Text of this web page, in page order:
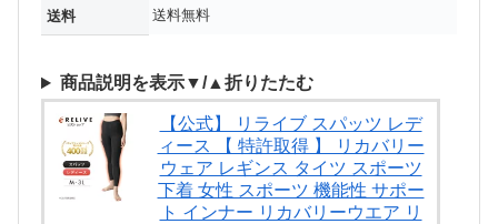
送料 送料無料
商品説明を表示▼/▲折りたたむ
【公式】 リライブ スパッツ レデ
ィース 【 特許取得 】 リカバリー
ウェア レギンス タイツ スポーツ
下着 女性 スポーツ 機能性 サポー
ト インナー リカバリーウエア リ